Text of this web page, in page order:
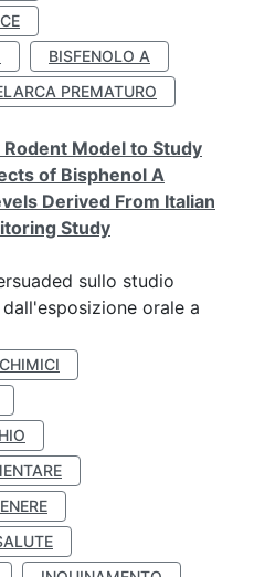
BISFENOLO A
PREMATURO
Model to Study
of Bisphenol A
Derived From Italian
Study
sullo studio
orale a